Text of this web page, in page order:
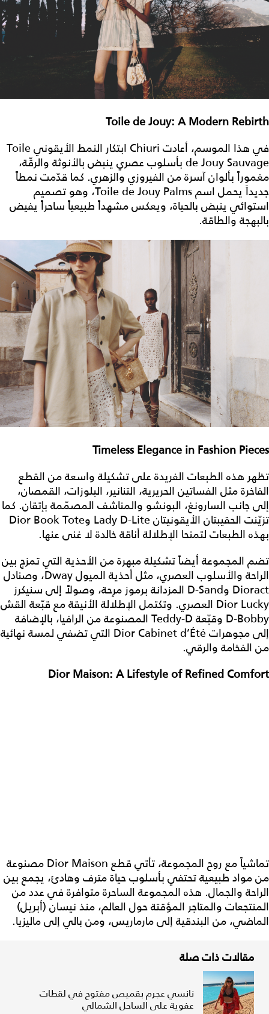
Toile de Jouy: A Modern Rebirth
في هذا الموسم، أعادت Chiuri ابتكار النمط الأيقوني Toile
de Jouy Sauvage بأسلوب عصري ينبض بالأنوثة والرقّة،
مغموراً بألوان آسرة من الفيروزي والزهري. كما قدّمت نمطاً
جديداً يحمل اسم Toile de Jouy Palms، وهو تصميم
استوائي ينبض بالحياة، ويعكس مشهداً طبيعياً ساحراً يفيض
بالبهجة والطاقة.
Timeless Elegance in Fashion Pieces
تظهر هذه الطبعات الفريدة على تشكيلة واسعة من القطع
الفاخرة مثل الفساتين الحريرية، التنانير، البلوزات، القمصان،
إلى جانب السارونغ، البونشو والمناشف المصمّمة بإتقان. كما
تزيّنت الحقيبتان الأيقونيتان Lady D-Lite وDior Book Tote
بهذه الطبعات لتمنحا الإطلالة أناقة خالدة لا غنى عنها.
تضم المجموعة أيضاً تشكيلة مبهرة من الأحذية التي تمزج بين
الراحة والأسلوب العصري، مثل أحذية الميول Dway، وصنادل
Dioract وD-Sand المزدانة برموز مرِحة، وصولاً إلى سنيكرز
Dior Lucky العصري. وتكتمل الإطلالة الأنيقة مع قبّعة القش
D-Bobby وقبّعة Teddy-D المصنوعة من الرافيا، بالإضافة
إلى مجوهرات Dior Cabinet d’Été التي تضفي لمسة نهائية
من الفخامة والرقي.
Dior Maison: A Lifestyle of Refined Comfort
تماشياً مع روح المجموعة، تأتي قطع Dior Maison مصنوعة
من مواد طبيعية تحتفي بأسلوب حياة مترف وهادئ، يجمع بين
الراحة والجمال. هذه المجموعة الساحرة متوافرة في عدد من
المنتجعات والمتاجر المؤقتة حول العالم، منذ نيسان (أبريل)
الماضي، من البندقية إلى مارماريس، ومن بالي إلى ماليزيا.
مقالات ذات صلة
نانسي عجرم بقميص مفتوح في لقطات
عفوية على الساحل الشمالي